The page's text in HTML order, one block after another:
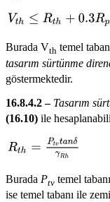
Burada Vth temel
tasarım sürtünme
göstermektedir.
16.8.4.2 – Tasarım
(16.10) ile
Burada Ptv temel
ise temel tabanı ile